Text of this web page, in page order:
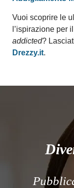
Vuoi scoprire le
l’ispirazione per
addicted?
Drezzy.it.